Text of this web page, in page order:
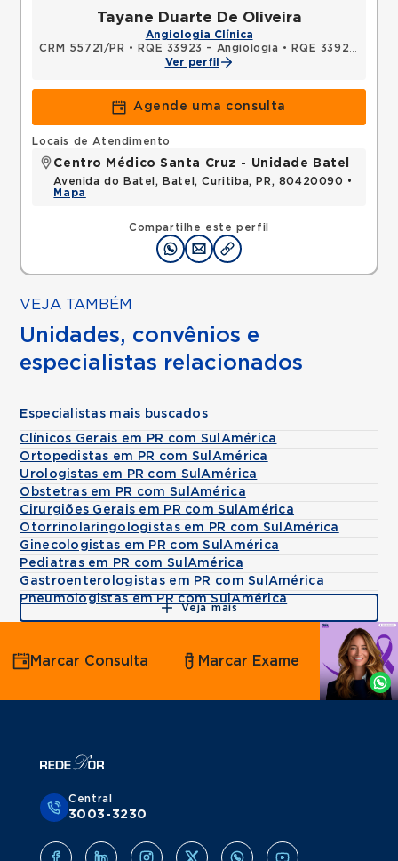
Tayane Duarte De Oliveira
Angiologia Clínica
CRM 55721/PR • RQE 33923 - Angiologia •
RQE 33924 - Clínica médica
Ver perfil
Agende uma consulta
Compartilhe este perfil
Locais de Atendimento
Centro Médico Santa Cruz - Unidade Batel
Avenida do Batel, Batel, Curitiba, PR, 80420090 •
Mapa
VEJA TAMBÉM
Unidades, convênios e
especialistas relacionados
Especialistas mais buscados
Clínicos Gerais em PR com SulAmérica
Ortopedistas em PR com SulAmérica
Urologistas em PR com SulAmérica
Obstetras em PR com SulAmérica
Cirurgiões Gerais em PR com SulAmérica
Otorrinolaringologistas em PR com SulAmérica
Ginecologistas em PR com SulAmérica
Pediatras em PR com SulAmérica
Gastroenterologistas em PR com SulAmérica
Pneumologistas em PR com SulAmérica
Veja mais
Agende
por
Whatsapp
Marcar Consulta Marcar Exame
Central
3003-3230